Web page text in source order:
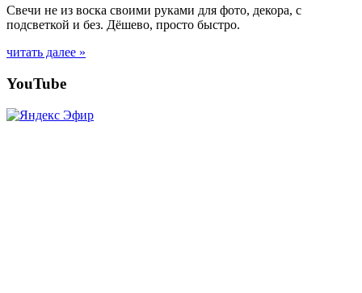
Свечи не из воска своими руками для фото, декора, с
подсветкой и без. Дёшево, просто быстро.
читать далее »
Posts
YouTube